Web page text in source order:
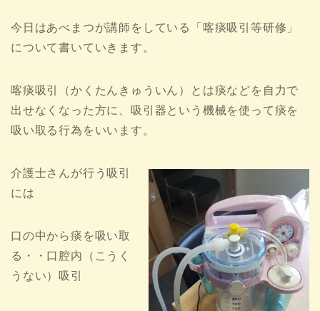
今日はあべまつが講師をしている「喀痰吸引等研修」
について書いていきます。
喀痰吸引（かくたんきゅういん）とは痰などを自力で
出せなくなった方に、吸引器という機械を使って痰を
吸い取る行為をいいます。
介護士さんが行う吸引
には
口の中から痰を吸い取
る・・口腔内（こうく
うない）吸引